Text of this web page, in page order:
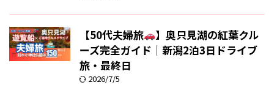
【50代夫婦旅
】奥只見湖の紅葉クル
ーズ完全ガイド｜新潟2泊3日ドライブ
旅・最終日
2026/7/5